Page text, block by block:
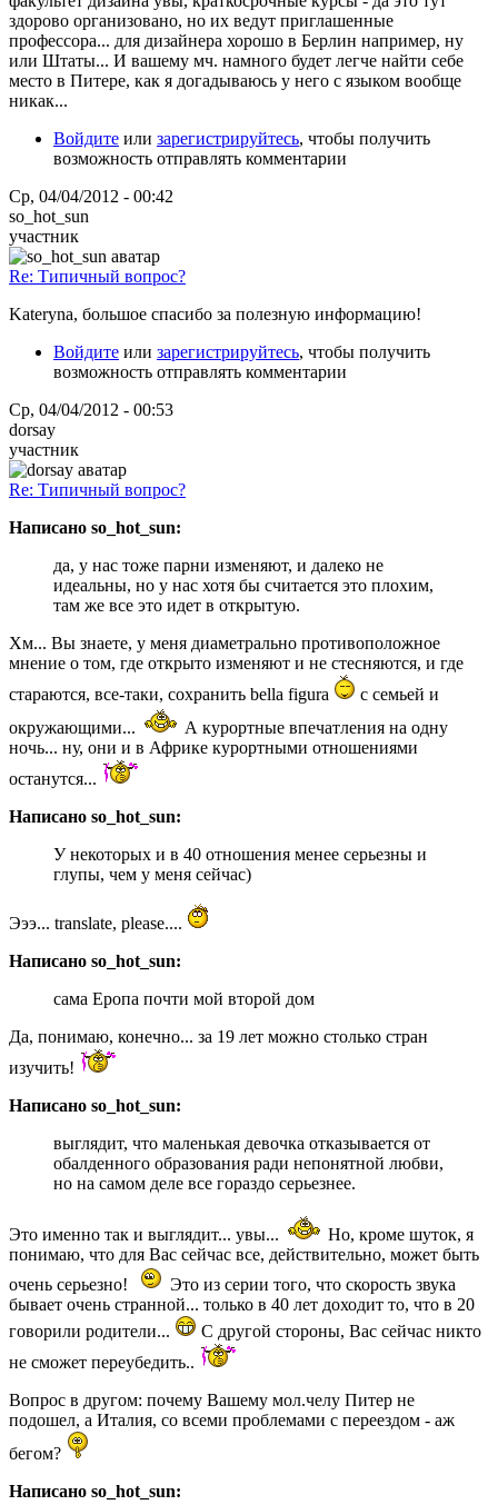
здорово организовано, но их ведут приглашенные
профессора... для дизайнера хорошо в Берлин например, ну
или Штаты... И вашему мч. намного будет легче найти себе
место в Питере, как я догадываюсь у него с языком вообще
никак...
Войдите или зарегистрируйтесь, чтобы получить
возможность отправлять комментарии
Ср, 04/04/2012 - 00:42
so_hot_sun
участник
Re: Типичный вопрос?
Kateryna, большое спасибо за полезную информацию!
Войдите или зарегистрируйтесь, чтобы получить
возможность отправлять комментарии
Ср, 04/04/2012 - 00:53
dorsay
участник
Re: Типичный вопрос?
Написано so_hot_sun:
да, у нас тоже парни изменяют, и далеко не
идеальны, но у нас хотя бы считается это плохим,
там же все это идет в открытую.
Хм... Вы знаете, у меня диаметрально противоположное
мнение о том, где открыто изменяют и не стесняются, и где
стараются, все-таки, сохранить bella figura
с семьей и
окружающими...
А курортные впечатления на одну
ночь... ну, они и в Африке курортными отношениями
останутся...
Написано so_hot_sun:
У некоторых и в 40 отношения менее серьезны и
глупы, чем у меня сейчас)
Эээ... translate, please....
Написано so_hot_sun:
сама Еропа почти мой второй дом
Да, понимаю, конечно... за 19 лет можно столько стран
изучить!
Написано so_hot_sun:
выглядит, что маленькая девочка отказывается от
обалденного образования ради непонятной любви,
но на самом деле все гораздо серьезнее.
Это именно так и выглядит... увы...
Но, кроме шуток, я
понимаю, что для Вас сейчас все, действительно, может быть
очень серьезно!
Это из серии того, что скорость звука
бывает очень странной... только в 40 лет доходит то, что в 20
говорили родители...
С другой стороны, Вас сейчас никто
не сможет переубедить..
Вопрос в другом: почему Вашему мол.челу Питер не
подошел, а Италия, со всеми проблемами с переездом - аж
бегом?
Написано so_hot_sun: